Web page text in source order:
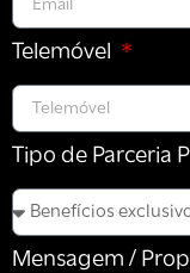
Telemóvel
Tipo de Parceria
Mensagem /